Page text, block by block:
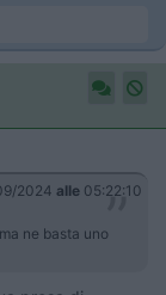
2024 alle 05:22:10
ne basta uno